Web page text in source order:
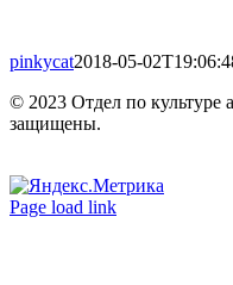
pinkycat2018-05-
© 2023 Отдел по
защищены.
Вконтакте
Одноклассники
Page load link